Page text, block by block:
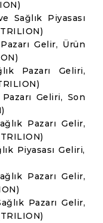
Sağlık Piyasası
Gelir, Ürün
Pazarı Geliri,
Geliri, Son
Pazarı Gelir,
Piyasası Geliri,
Pazarı Gelir,
Pazarı Gelir,